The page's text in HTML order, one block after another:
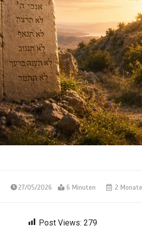
27/05/2026 6 Minuten 2
Post Views: 279